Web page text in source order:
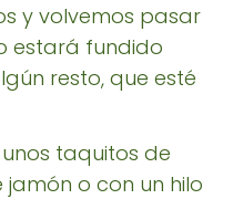
y volvemos pasar
estará fundido
resto, que esté
taquitos de
o con un hilo